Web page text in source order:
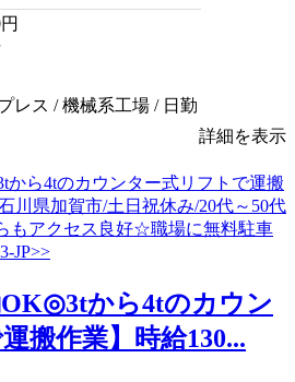
円
レス / 機械系工場 / 日勤
詳細を表示
OK◎3tから4tのカウン
搬作業】時給130...